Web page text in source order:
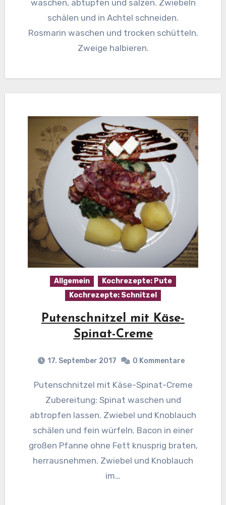
waschen, abtupfen und salzen. Zwiebeln
schälen und in Achtel schneiden.
Rosmarin waschen und trocken schütteln.
Zweige halbieren.
Allgemein
Kochrezepte: Pute
Kochrezepte: Schnitzel
Putenschnitzel mit Käse-
Spinat-Creme
17. September 2017 0 Kommentare
Putenschnitzel mit Käse-Spinat-Creme
Zubereitung: Spinat waschen und
abtropfen lassen. Zwiebel und Knoblauch
schälen und fein würfeln. Bacon in einer
großen Pfanne ohne Fett knusprig braten,
herrausnehmen. Zwiebel und Knoblauch
im…